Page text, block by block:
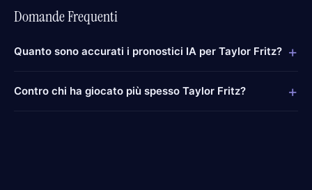
Domande Frequenti
Quanto sono accurati i pronostici IA per Taylor Fritz? +
Contro chi ha giocato più spesso Taylor Fritz? +